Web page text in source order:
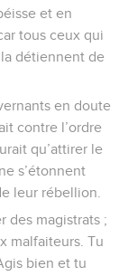
et en
tous ceux qui
détiennent de
en doute
contre l’ordre
qu’attirer le
s’étonnent
leur rébellion.
des magistrats ;
malfaiteurs. Tu
bien et tu